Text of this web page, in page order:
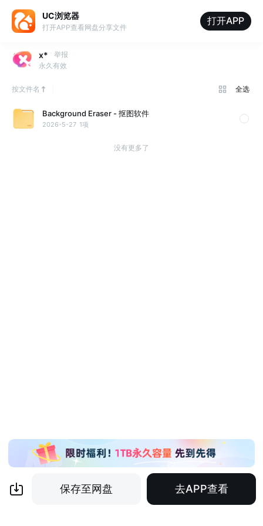
UC浏览器
打开APP查看网盘分享文件
打开APP
x*
举报
永久有效
按文件名 全选
Background Eraser - 抠图软件
2026-5-27 1项
没有更多了
保存至网盘 去APP查看